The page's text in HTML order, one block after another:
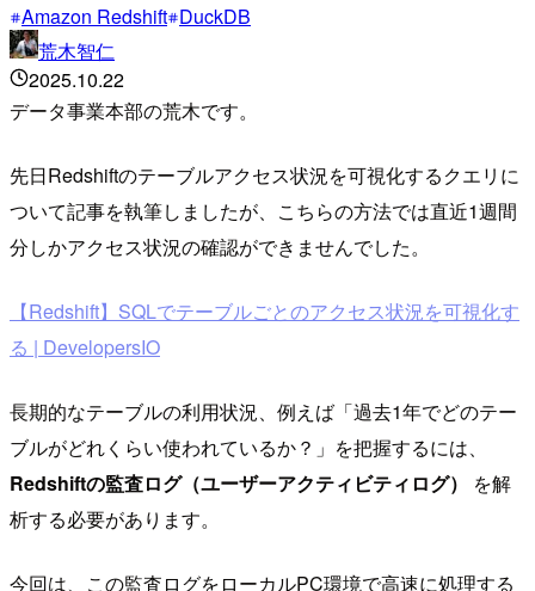
Amazon Redshift DuckDB
荒木智仁
2025.10.22
データ事業本部の荒木です。
先日Redshiftのテーブルアクセス状況を可視化するクエリに
ついて記事を執筆しましたが、こちらの方法では直近1週間
分しかアクセス状況の確認ができませんでした。
【Redshift】SQLでテーブルごとのアクセス状況を可視化す
る | DevelopersIO
長期的なテーブルの利用状況、例えば「過去1年でどのテー
ブルがどれくらい使われているか？」を把握するには、
Redshiftの監査ログ（ユーザーアクティビティログ）
を解
析する必要があります。
今回は、この監査ログをローカルPC環境で高速に処理する